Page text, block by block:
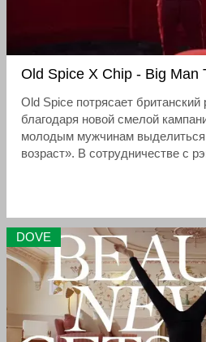
Old Spice X Chip - Big Man
Old Spice потрясает
благодаря новой смелой
молодым мужчинам выделиться
возраст». В сотрудничестве с
DOVE